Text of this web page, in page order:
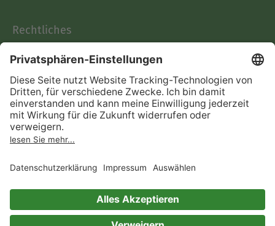
Rechtliches
AGB
Informationen nach Data
Act
Verträge hier kündigen
Impressum
Immer ein gutes Buch